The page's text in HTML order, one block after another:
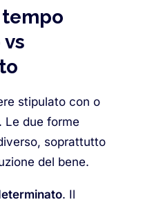
stipulato con o
Le due forme
soprattutto
del bene.
. Il